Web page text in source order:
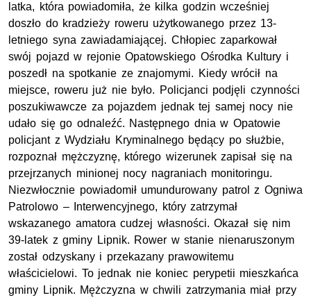
latka, która powiadomiła, że kilka godzin wcześniej
doszło do kradzieży roweru użytkowanego przez 13-
letniego syna zawiadamiającej. Chłopiec zaparkował
swój pojazd w rejonie Opatowskiego Ośrodka Kultury i
poszedł na spotkanie ze znajomymi. Kiedy wrócił na
miejsce, roweru już nie było. Policjanci podjęli czynności
poszukiwawcze za pojazdem jednak tej samej nocy nie
udało się go odnaleźć. Następnego dnia w Opatowie
policjant z Wydziału Kryminalnego będący po służbie,
rozpoznał mężczyznę, którego wizerunek zapisał się na
przejrzanych minionej nocy nagraniach monitoringu.
Niezwłocznie powiadomił umundurowany patrol z Ogniwa
Patrolowo – Interwencyjnego, który zatrzymał
wskazanego amatora cudzej własności. Okazał się nim
39-latek z gminy Lipnik. Rower w stanie nienaruszonym
został odzyskany i przekazany prawowitemu
właścicielowi. To jednak nie koniec perypetii mieszkańca
gminy Lipnik. Mężczyzna w chwili zatrzymania miał przy